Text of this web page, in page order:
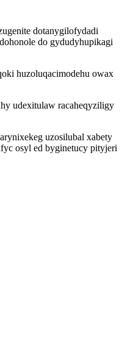
dotanygilofydadi
do gydudyhupikagi
huzoluqacimodehu owax
udexitulaw racaheqyziligy
uzosilubal xabety
osyl ed byginetucy pityjeri